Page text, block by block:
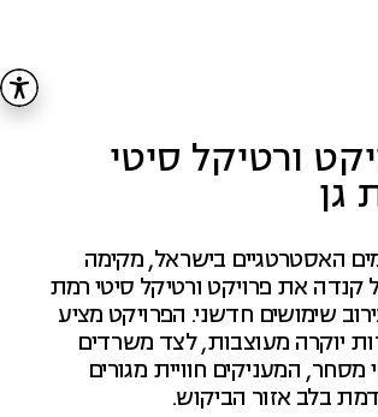
ורטיקל סיטי
גן
האסטרטגיים בישראל, מקימה
קנדה את פרויקט ורטיקל סיטי רמת
שימושים חדשני. הפרויקט מציע
יוקרה מעוצבות, לצד משרדים
מסחר, המעניקים חוויית מגורים
בלב אזור הביקוש.